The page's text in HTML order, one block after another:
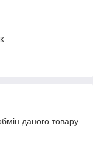
даного товару